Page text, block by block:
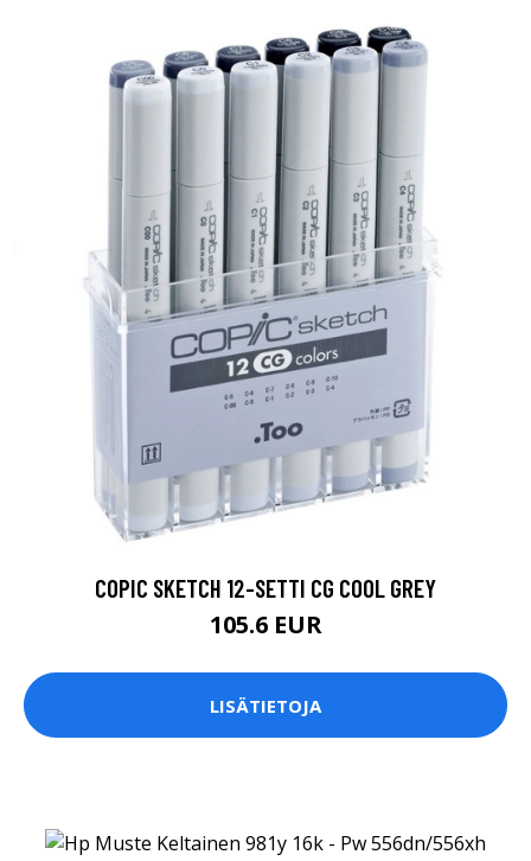
COPIC SKETCH 12-SETTI CG COOL GREY
105.6 EUR
LISÄTIETOJA